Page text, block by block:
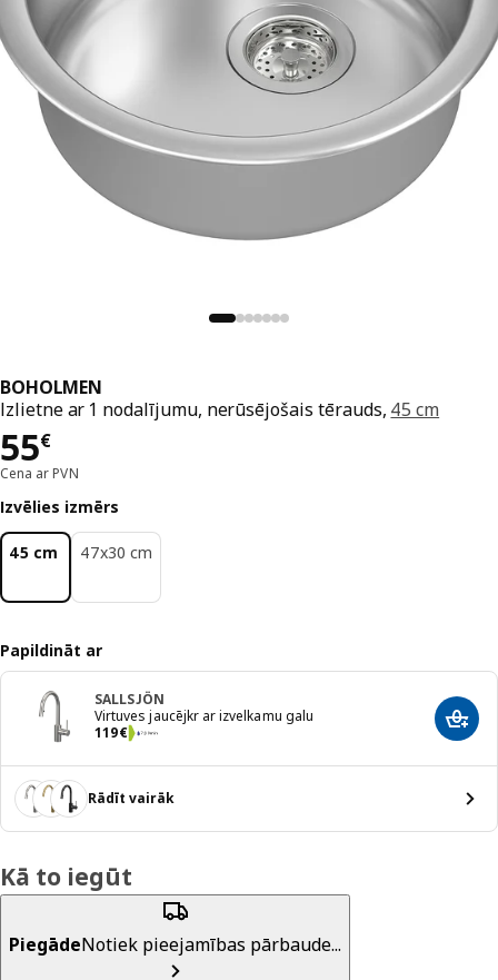
BOHOLMEN
Izlietne ar 1 nodalījumu, nerūsējošais tērauds, 45 cm
55€
Cena 55€
Cena ar PVN
Izvēlies izmērs
45 cm 47x30 cm
Papildināt ar
SALLSJÖN
Virtuves jaucējkr ar izvelkamu galu
119€
Cena 119€
Rādīt vairāk
Kā to iegūt
PiegādeNotiek pieejamības pārbaude...